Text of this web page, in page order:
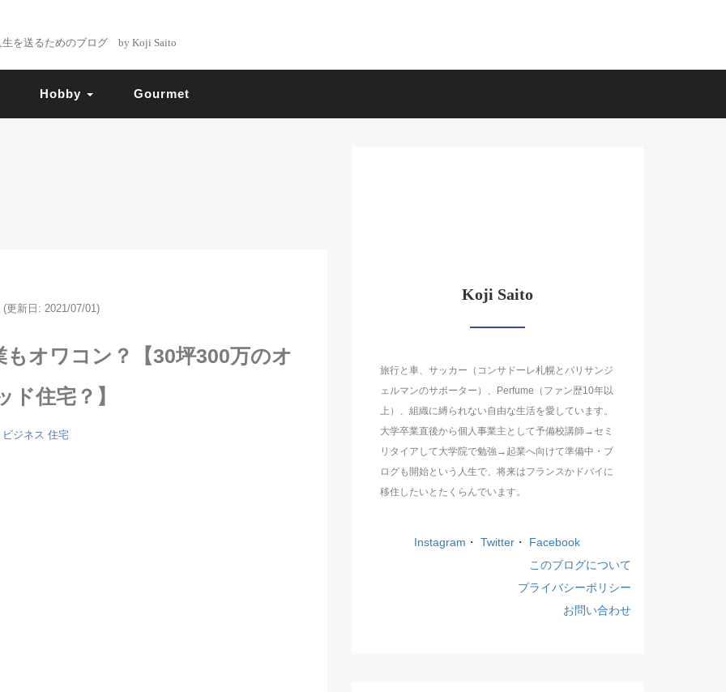
を送るためのブログ by Koji Saito
Hobby Gourmet
(更新日: 2021/07/01)
オワコン？【30坪300万のオ
ド住宅？】
ビジネス 住宅
Koji Saito
旅行と車、サッカー（コンサドーレ札幌とパリサンジ
ェルマンのサポーター）、Perfume（ファン歴10年以
上）、組織に縛られない自由な生活を愛しています。
大学卒業直後から個人事業主として予備校講師→セミ
リタイアして大学院で勉強→起業へ向けて準備中・ブ
ログも開始という人生で、将来はフランスかドバイに
移住したいとたくらんでいます。
Instagram ・ Twitter ・
Facebook
このブログについて
プライバシーポリシー
お問い合わせ